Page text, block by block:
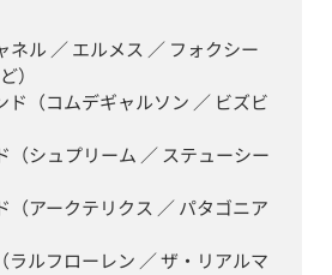
ネル ／ エルメス ／ フォクシー
）
ド（コムデギャルソン ／ ビズビ
（シュプリーム ／ ステューシー
（アークテリクス ／ パタゴニア
ラルフローレン ／ ザ・リアルマ